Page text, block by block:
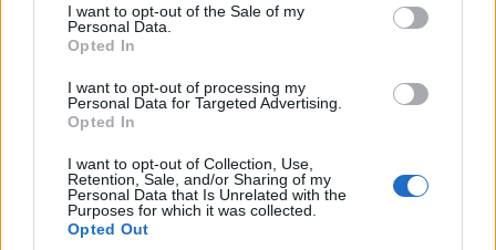
I want to opt-out of the Sale of my
Personal Data.
Opted In
I want to opt-out of processing my
Personal Data for Targeted Advertising.
Opted In
I want to opt-out of Collection, Use,
Retention, Sale, and/or Sharing of my
Personal Data that Is Unrelated with the
Purposes for which it was collected.
Opted Out
Η ενημέρωση του Δήμου Σπάτων
λουόμενους για τις θαλάσσιες χελώνες
7 Αυγούστου, 2026